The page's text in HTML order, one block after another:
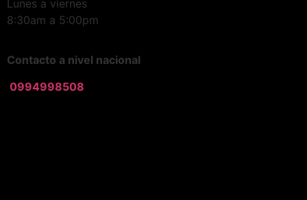
Lunes a viernes
8:30am a 5:00pm
Contacto a nivel nacional
0994998508